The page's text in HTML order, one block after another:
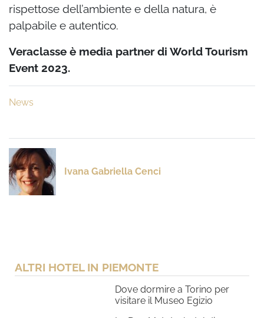
rispettose dell’ambiente e della natura, è
palpabile e autentico.
Veraclasse è media partner di World Tourism
Event 2023.
News
Ivana Gabriella Cenci
ALTRI HOTEL IN PIEMONTE
Dove dormire a Torino per
visitare il Museo Egizio